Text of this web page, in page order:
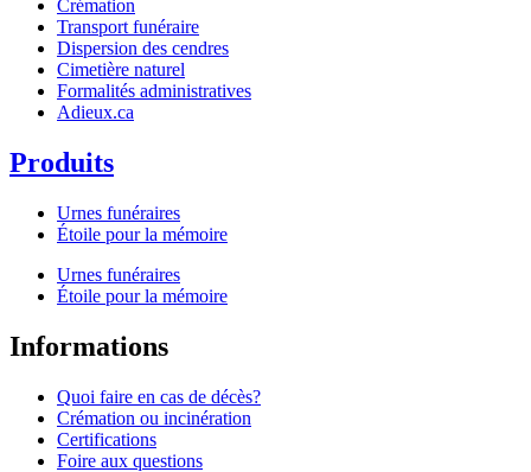
Crémation
Transport funéraire
Dispersion des cendres
Cimetière naturel
Formalités administratives
Adieux.ca
Produits
Urnes funéraires
Étoile pour la mémoire
Urnes funéraires
Étoile pour la mémoire
Informations
Quoi faire en cas de décès?
Crémation ou incinération
Certifications
Foire aux questions